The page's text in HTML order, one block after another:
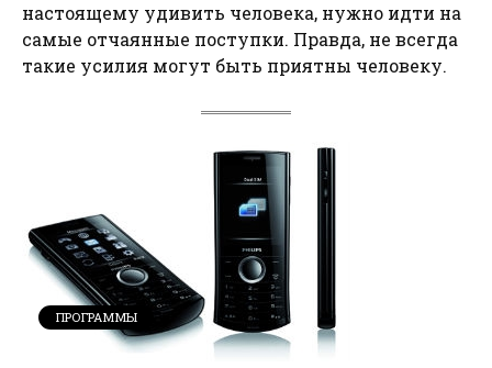
настоящему удивить человека, нужно идти на
самые отчаянные поступки. Правда, не всегда
такие усилия могут быть приятны человеку.
ПРОГРАММЫ